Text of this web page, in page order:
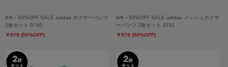
8/6～50%OFF SALE adidas ボクサーパンツ
2枚セット 0740
￥979 (50%OFF)
8/6～50%OFF SALE adidas メッシュボクサ
ーパンツ 2枚セット 0741
￥979 (50%OFF)